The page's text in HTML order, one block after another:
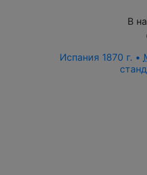
В
Испания 1870 г. •